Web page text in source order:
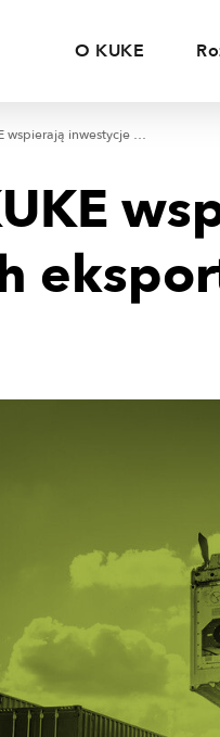
O KUKE
BOŚ i KUKE wspierają inwestycje polskich eksporterów